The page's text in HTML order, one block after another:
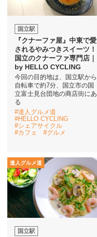
国立駅
『クナーファ屋』中東で愛
されるやみつきスイーツ！
国立のクナーファ専門店｜
by HELLO CYCLING
今回の目的地は、国立駅から
自転車で約7分、国立市の国
立富士見台団地の商店街にあ
る
#達人グルメ道
#HELLO CYCLING
#シェアサイクル
#カフェ
#グルメ
達人グルメ道
国立駅